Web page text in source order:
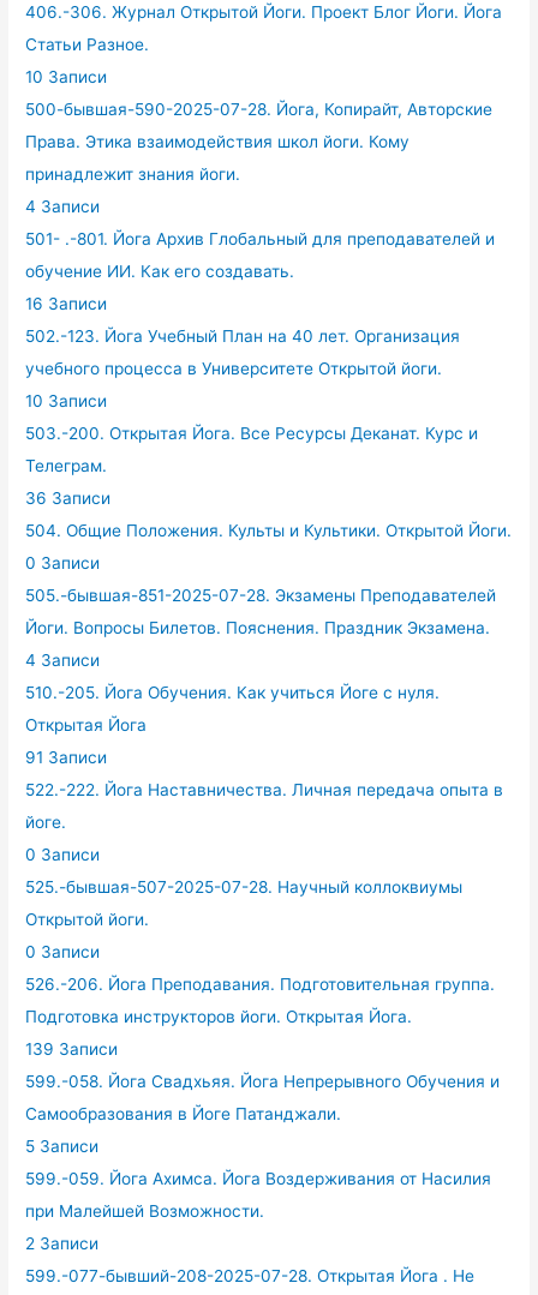
406.-306. Журнал Открытой Йоги. Проект Блог Йоги. Йога
Статьи Разное.
10 Записи
500-бывшая-590-2025-07-28. Йога, Копирайт, Авторские
Права. Этика взаимодействия школ йоги. Кому
принадлежит знания йоги.
4 Записи
501- .-801. Йога Архив Глобальный для преподавателей и
обучение ИИ. Как его создавать.
16 Записи
502.-123. Йога Учебный План на 40 лет. Организация
учебного процесса в Университете Открытой йоги.
10 Записи
503.-200. Открытая Йога. Все Ресурсы Деканат. Курс и
Телеграм.
36 Записи
504. Общие Положения. Культы и Культики. Открытой Йоги.
0 Записи
505.-бывшая-851-2025-07-28. Экзамены Преподавателей
Йоги. Вопросы Билетов. Пояснения. Праздник Экзамена.
4 Записи
510.-205. Йога Обучения. Как учиться Йоге с нуля.
Открытая Йога
91 Записи
522.-222. Йога Наставничества. Личная передача опыта в
йоге.
0 Записи
525.-бывшая-507-2025-07-28. Научный коллоквиумы
Открытой йоги.
0 Записи
526.-206. Йога Преподавания. Подготовительная группа.
Подготовка инструкторов йоги. Открытая Йога.
139 Записи
599.-058. Йога Свадхьяя. Йога Непрерывного Обучения и
Самообразования в Йоге Патанджали.
5 Записи
599.-059. Йога Ахимса. Йога Воздерживания от Насилия
при Малейшей Возможности.
2 Записи
599.-077-бывший-208-2025-07-28. Открытая Йога . Не